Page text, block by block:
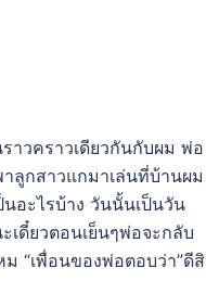
าวคราวเดียวกันกับผม พ่อ
ลูกสาวแกมาเล่นที่บ้านผม
อะไรบ้าง วันนั้นเป็นวัน
เดี๋ยวตอนเย็นๆพ่อจะกลับ
“เพื่อนของพ่อตอบว่า”ดีสิ